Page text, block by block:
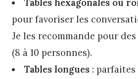
pour favoriser les
Je les recommande pour
(8 à 10 personnes).
Tables longues :